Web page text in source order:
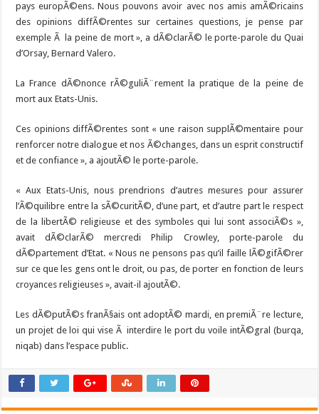
pays europÃ©ens. Nous pouvons avoir avec nos amis amÃ©ricains
des opinions diffÃ©rentes sur certaines questions, je pense par
exemple Ã la peine de mort », a dÃ©clarÃ© le porte-parole du Quai
d’Orsay, Bernard Valero.
La France dÃ©nonce rÃ©guliÃ¨rement la pratique de la peine de
mort aux Etats-Unis.
Ces opinions diffÃ©rentes sont « une raison supplÃ©mentaire pour
renforcer notre dialogue et nos Ã©changes, dans un esprit constructif
et de confiance », a ajoutÃ© le porte-parole.
« Aux Etats-Unis, nous prendrions d’autres mesures pour assurer
l’Ã©quilibre entre la sÃ©curitÃ©, d’une part, et d’autre part le respect
de la libertÃ© religieuse et des symboles qui lui sont associÃ©s »,
avait dÃ©clarÃ© mercredi Philip Crowley, porte-parole du
dÃ©partement d’Etat. « Nous ne pensons pas qu’il faille lÃ©gifÃ©rer
sur ce que les gens ont le droit, ou pas, de porter en fonction de leurs
croyances religieuses », avait-il ajoutÃ©.
Les dÃ©putÃ©s franÃ§ais ont adoptÃ© mardi, en premiÃ¨re lecture,
un projet de loi qui vise Ã interdire le port du voile intÃ©gral (burqa,
niqab) dans l’espace public.